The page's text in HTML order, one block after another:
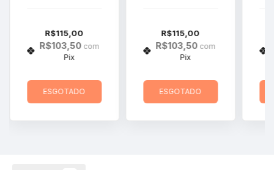
R$115,00
R$103,50 com
Pix
ESGOTADO
R$115,00
R$103,50 com
Pix
ESGOTADO